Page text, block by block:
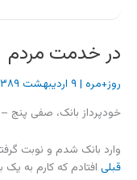
در خدمت مردم
روز+مره | ۹ اردیبهشت ۱۳۸۹
خودپرداز بانک، صفی پنج
وارد بانک شدم و نوبت
قبلی افتادم که کارم به یک